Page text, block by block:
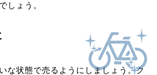
しょう。
な状態で売るようにしましょう。ク